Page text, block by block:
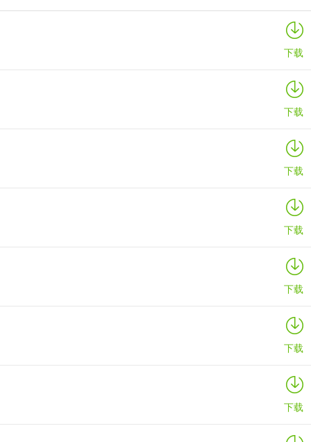
微咔Wecut
下载
下载
下载
下载
下载
下载
下载